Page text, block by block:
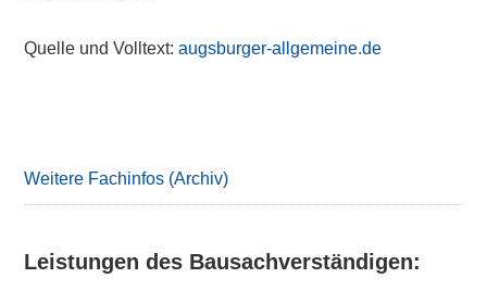
Quelle und Volltext:augsburger-allgemeine.de
Weitere Fachinfos (Archiv)
Leistungen des Bausachverständigen: